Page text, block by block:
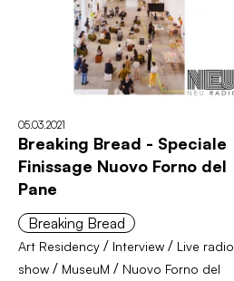
05.03.2021
Breaking Bread - Speciale
Finissage Nuovo Forno del
Pane
Breaking Bread
Art Residency / Interview / Live radio
show / MuseuM / Nuovo Forno del